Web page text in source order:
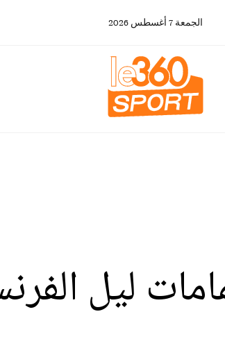
الجمعة 7 أغسطس 2026
ليل